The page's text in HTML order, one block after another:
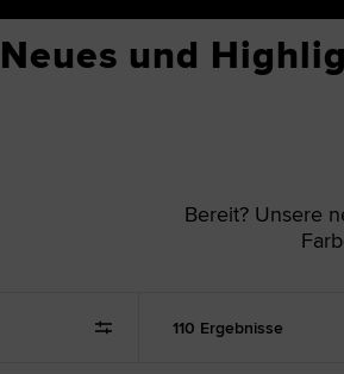
Neues und Chuck
Stars
Throwback
Farbe
Neuheiten
Bereit? Unsere
110 Ergebnisse